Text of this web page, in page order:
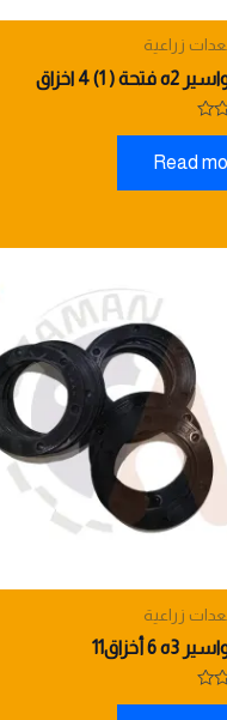
زراعية
( 1) 4 اخزاق
Read
زراعية
6 أخزاق11